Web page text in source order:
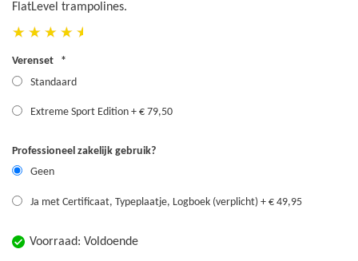
FlatLevel trampolines.
Verenset
Standaard
Extreme Sport Edition + € 79,50
Professioneel zakelijk gebruik?
Geen
Ja met Certificaat, Typeplaatje, Logboek (verplicht) + € 49,95
Voorraad: Voldoende